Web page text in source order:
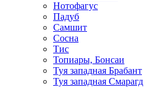
Нотофагус
Падуб
Самшит
Сосна
Тис
Топиары, Бонсаи
Туя западная Брабант
Туя западная Смарагд